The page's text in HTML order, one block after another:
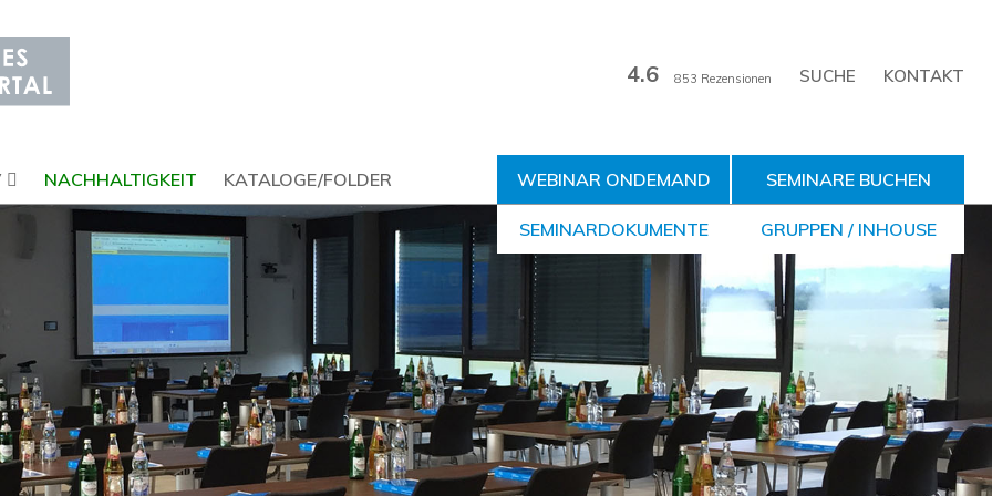
KONTAKT
4.6 853 Rezensionen
NACHHALTIGKEIT KATALOGE/FOLDER WEBINAR ONDEMAND
SEMINARDOKUMENTE
SEMINARE BUCHEN
GRUPPEN / INHOUSE